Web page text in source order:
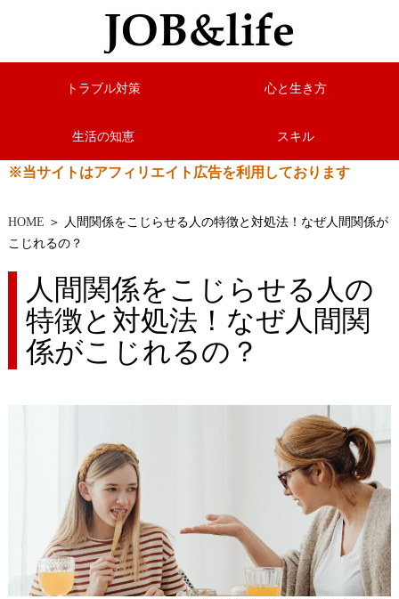
トラブル対策 心と生き方
生活の知恵 スキル
※当サイトはアフィリエイト広告を利用しております
HOME ＞ 人間関係をこじらせる人の特徴と対処法！なぜ人間関係が
こじれるの？
人間関係をこじらせる人の
特徴と対処法！なぜ人間関
係がこじれるの？